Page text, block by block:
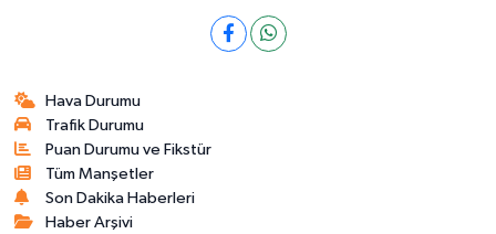
Hava Durumu
Trafik Durumu
Puan Durumu ve Fikstür
Tüm Manşetler
Son Dakika Haberleri
Haber Arşivi